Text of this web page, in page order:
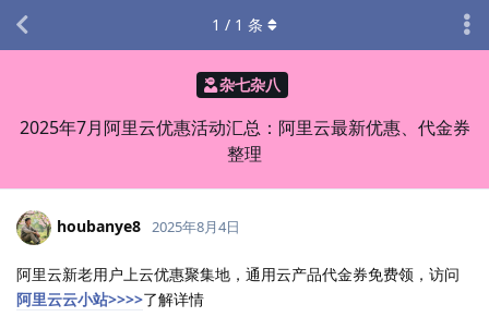
杂七杂八
2025年7月阿里云优惠活动汇总：阿里云最新优惠、代金券
整理
1 / 1 条
houbanye8 2025年8月4日
阿里云新老用户上云优惠聚集地，通用云产品代金券免费领，访问
阿里云云小站>>>>了解详情